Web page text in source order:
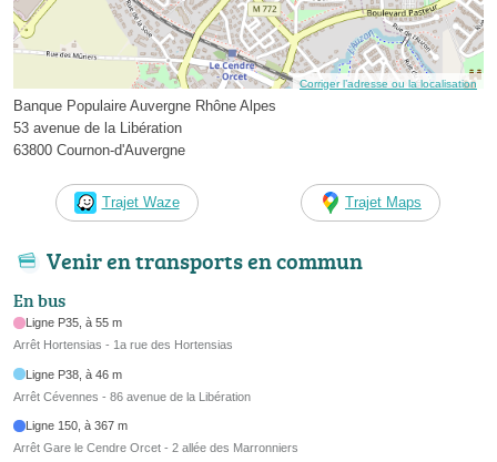
Corriger l’adresse ou la localisation
Banque Populaire Auvergne Rhône Alpes
53 avenue de la Libération
63800 Cournon-d'Auvergne
Trajet Waze Trajet Maps
Venir en transports en commun
En bus
Ligne P35, à 55 m
Arrêt Hortensias - 1a rue des Hortensias
Ligne P38, à 46 m
Arrêt Cévennes - 86 avenue de la Libération
Ligne 150, à 367 m
Arrêt Gare le Cendre Orcet - 2 allée des Marronniers